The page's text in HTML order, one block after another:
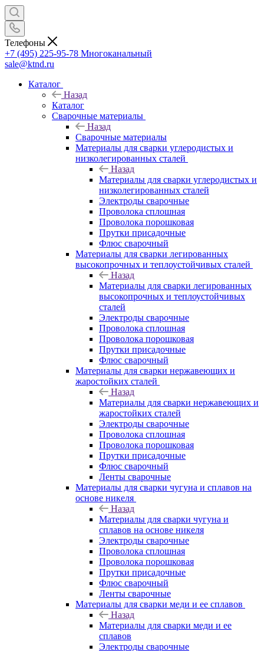
Телефоны
+7 (495) 225-95-78 Многоканальный
sale@ktnd.ru
Каталог
Назад
Каталог
Сварочные материалы
Назад
Сварочные материалы
Материалы для сварки углеродистых и
низколегированных сталей
Назад
Материалы для сварки углеродистых и
низколегированных сталей
Электроды сварочные
Проволока сплошная
Проволока порошковая
Прутки присадочные
Флюс сварочный
Материалы для сварки легированных
высокопрочных и теплоустойчивых сталей
Назад
Материалы для сварки легированных
высокопрочных и теплоустойчивых
сталей
Электроды сварочные
Проволока сплошная
Проволока порошковая
Прутки присадочные
Флюс сварочный
Материалы для сварки нержавеющих и
жаростойких сталей
Назад
Материалы для сварки нержавеющих и
жаростойких сталей
Электроды сварочные
Проволока сплошная
Проволока порошковая
Прутки присадочные
Флюс сварочный
Ленты сварочные
Материалы для сварки чугуна и сплавов на
основе никеля
Назад
Материалы для сварки чугуна и
сплавов на основе никеля
Электроды сварочные
Проволока сплошная
Проволока порошковая
Прутки присадочные
Флюс сварочный
Ленты сварочные
Материалы для сварки меди и ее сплавов
Назад
Материалы для сварки меди и ее
сплавов
Электроды сварочные